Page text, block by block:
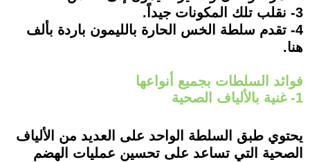
3- نقلب تلك المكونات جيداً.
4- تقدم سلطة الخس الحارة بالليمون باردة بألف
هنا.
فوائد السلطات بجميع أنواعها
1- غنية بالألياف الصحية
يحتوي طبق السلطة الواحد على العديد من الألياف
الصحية التي تساعد على تحسين عمليات الهضم